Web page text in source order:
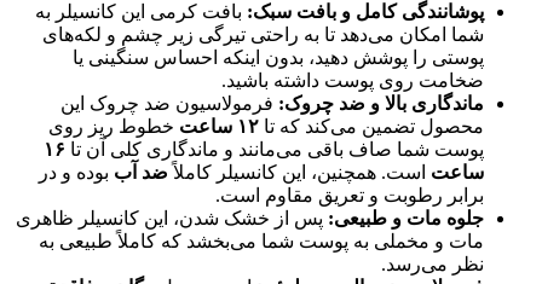
پوشانندگی کامل و بافت سبک: بافت کرمی این کانسیلر به
شما امکان می‌دهد تا به راحتی تیرگی زیر چشم و لکه‌های
پوستی را پوشش دهید، بدون اینکه احساس سنگینی یا
ضخامت روی پوست داشته باشید.
ماندگاری بالا و ضد چروک: فرمولاسیون ضد چروک این
محصول تضمین می‌کند که تا ۱۲ ساعت
خطوط ریز روی
پوست شما صاف باقی می‌مانند و ماندگاری کلی آن تا ۱۶
ساعت است. همچنین، این کانسیلر کاملاًضد آب بوده و در
برابر رطوبت و تعریق مقاوم است.
جلوه مات و طبیعی: پس از خشک شدن، این کانسیلر ظاهری
مات و مخملی به پوست شما می‌بخشد که کاملاً طبیعی به
نظر می‌رسد.